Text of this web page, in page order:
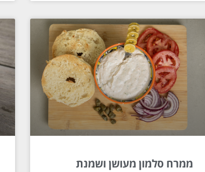
ממרח סלמון מעושן ושמנת